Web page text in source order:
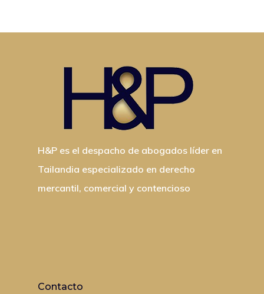
H&P es el despacho de abogados líder en
Tailandia especializado en derecho
mercantil, comercial y contencioso
Contacto